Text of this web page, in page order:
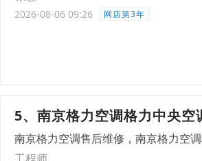
2026-08-06 09:26 网店第3年
5、南京格力空调格力中央空
南京格力空调售后维修，南京格力空